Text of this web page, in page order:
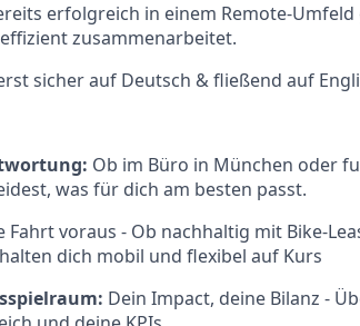
erfolgreich in einem Remote-
zusammenarbeitet.
sicher auf Deutsch & fließend auf
Ob im Büro in München oder
was für dich am besten passt.
Fahrt voraus - Ob nachhaltig mit Bike-
dich mobil und flexibel auf Kurs
Dein Impact, deine Bilanz -